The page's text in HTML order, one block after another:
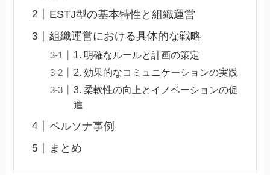
ESTJ型の基本特性と組織運営
組織運営における具体的な戦略
1. 明確なルールと計画の策定
2. 効果的なコミュニケーションの実践
3. 柔軟性の向上とイノベーションの促
進
ペルソナ事例
まとめ